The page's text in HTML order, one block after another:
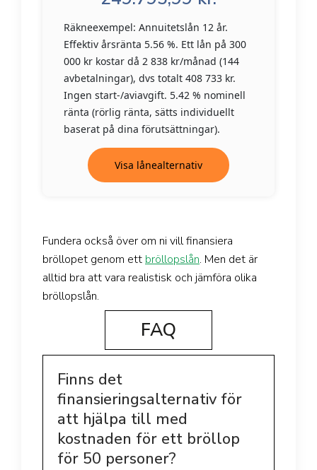
Räkneexempel: Annuitetslån 12 år.
Effektiv årsränta 5.56 %. Ett lån på 300
000 kr kostar då 2 838 kr/månad (144
avbetalningar), dvs totalt 408 733 kr.
Ingen start-/aviavgift. 5.42 % nominell
ränta (rörlig ränta, sätts individuellt
baserat på dina förutsättningar).
Visa lånealternativ
Fundera också över om ni vill finansiera
bröllopet genom ett bröllopslån. Men det är
alltid bra att vara realistisk och jämföra olika
bröllopslån.
FAQ
Finns det
finansieringsalternativ för
att hjälpa till med
kostnaden för ett bröllop
för 50 personer?